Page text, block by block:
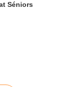
Séniors